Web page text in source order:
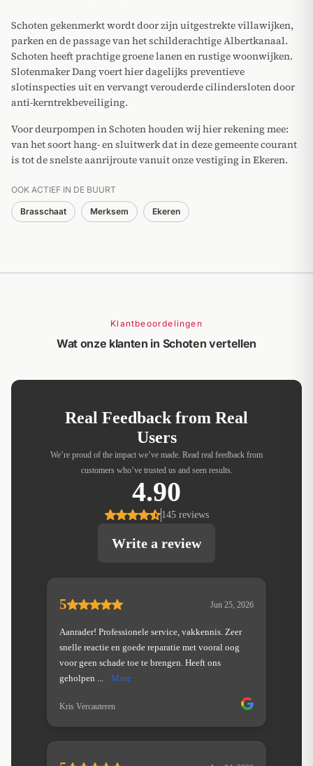
Schoten gekenmerkt wordt door zijn uitgestrekte villawijken,
parken en de passage van het schilderachtige Albertkanaal.
Schoten heeft prachtige groene lanen en rustige woonwijken.
Slotenmaker Dang voert hier dagelijks preventieve
slotinspecties uit en vervangt verouderde cilindersloten door
anti-kerntrekbeveiliging.
Voor deurpompen in Schoten houden wij hier rekening mee:
van het soort hang- en sluitwerk dat in deze gemeente courant
is tot de snelste aanrijroute vanuit onze vestiging in Ekeren.
OOK ACTIEF IN DE BUURT
Brasschaat Merksem Ekeren
Klantbeoordelingen
Wat onze klanten in Schoten vertellen